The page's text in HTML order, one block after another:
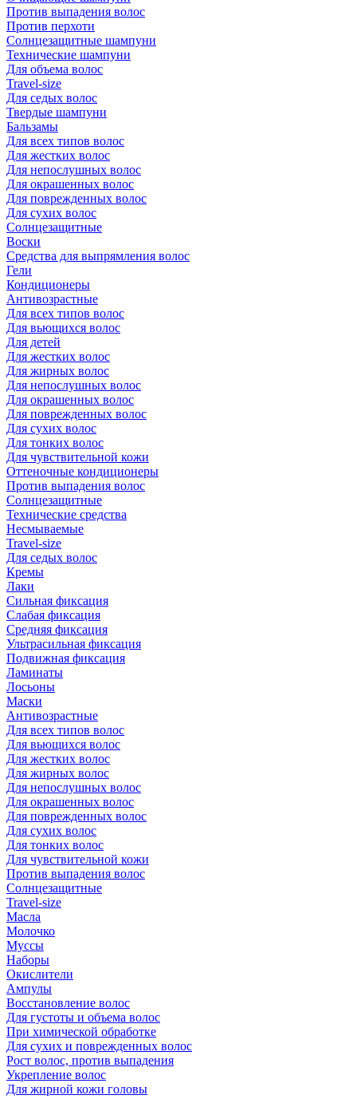
Против выпадения волос
Против перхоти
Солнцезащитные шампуни
Технические шампуни
Для объема волос
Travel-size
Для седых волос
Твердые шампуни
Бальзамы
Для всех типов волос
Для жестких волос
Для непослушных волос
Для окрашенных волос
Для поврежденных волос
Для сухих волос
Солнцезащитные
Воски
Средства для выпрямления волос
Гели
Кондиционеры
Антивозрастные
Для всех типов волос
Для вьющихся волос
Для детей
Для жестких волос
Для жирных волос
Для непослушных волос
Для окрашенных волос
Для поврежденных волос
Для сухих волос
Для тонких волос
Для чувствительной кожи
Оттеночные кондиционеры
Против выпадения волос
Солнцезащитные
Технические средства
Несмываемые
Travel-size
Для седых волос
Кремы
Лаки
Сильная фиксация
Слабая фиксация
Средняя фиксация
Ультрасильная фиксация
Подвижная фиксация
Ламинаты
Лосьоны
Маски
Антивозрастные
Для всех типов волос
Для вьющихся волос
Для жестких волос
Для жирных волос
Для непослушных волос
Для окрашенных волос
Для поврежденных волос
Для сухих волос
Для тонких волос
Для чувствительной кожи
Против выпадения волос
Солнцезащитные
Travel-size
Масла
Молочко
Муссы
Наборы
Окислители
Ампулы
Восстановление волос
Для густоты и объема волос
При химической обработке
Для сухих и поврежденных волос
Рост волос, против выпадения
Укрепление волос
Для жирной кожи головы